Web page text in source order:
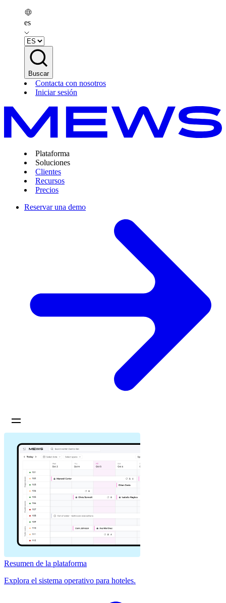
es
Buscar
Contacta con nosotros
Iniciar sesión
Plataforma
Soluciones
Clientes
Recursos
Precios
Reservar una demo
Resumen de la plataforma
Explora el sistema operativo para hoteles.